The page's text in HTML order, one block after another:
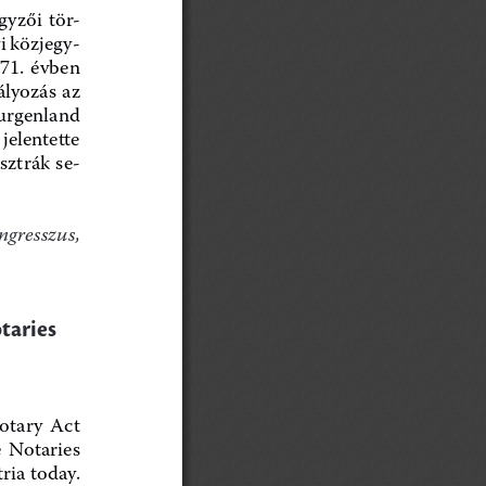
tör-
közjegy-
évben
az
se-
Act
Notaries
today.